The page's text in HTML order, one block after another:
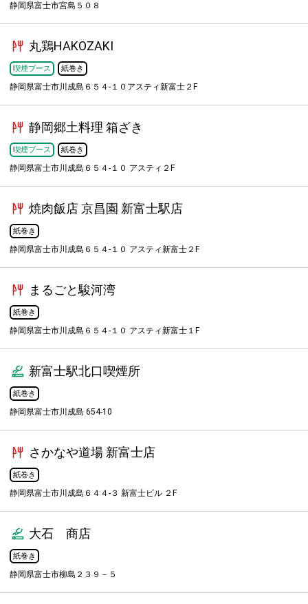
静岡県富士市宮島５０８
丸鶏HAKOZAKI
喫煙ブース 紙巻き
静岡県富士市川成島６５４-１０アスティ新富士２F
静岡郷土料理 箱ざき
喫煙ブース 紙巻き
静岡県富士市川成島６５４-１０ アスティ２F
焼肉飯店 京昌園 新富士駅店
紙巻き
静岡県富士市川成島６５４-１０ アスティ新富士２F
まるごと駿河湾
紙巻き
静岡県富士市川成島６５４-１０ アスティ新富士１F
新富士駅北口喫煙所
紙巻き
静岡県富士市川成島 654-10
さかなや道場 新富士店
紙巻き
静岡県富士市川成島６４４-３ 新富士ビル ２F
大石 商店
紙巻き
静岡県富士市柳島２３９－５